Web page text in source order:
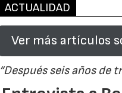
ACTUALIDAD
Ver más artículos
“Después seis años de